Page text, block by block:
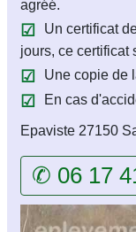
agréé.
Un certificat
jours, ce certificat
Une copie de
En cas
Epaviste 27150
✆ 06 17